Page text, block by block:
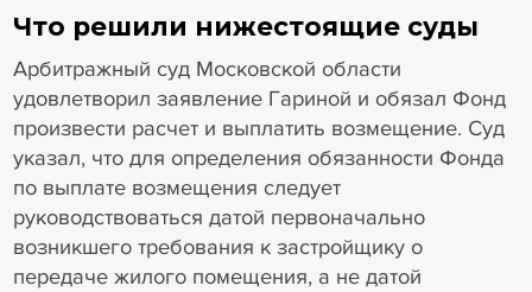
Что решили нижестоящие суды
Арбитражный суд Московской области
удовлетворил заявление Гариной и обязал Фонд
произвести расчет и выплатить возмещение. Суд
указал, что для определения обязанности Фонда
по выплате возмещения следует
руководствоваться датой первоначально
возникшего требования к застройщику о
передаче жилого помещения, а не датой